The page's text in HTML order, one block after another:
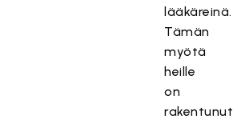
lääkäreinä.
Tämän
myötä
heille
on
rakentunut